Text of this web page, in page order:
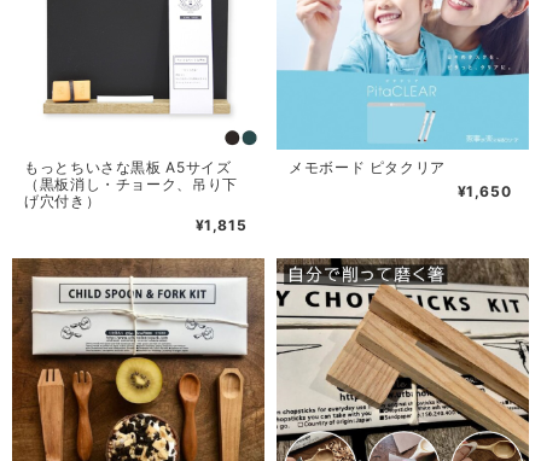
もっとちいさな黒板 A5サイズ
（黒板消し・チョーク、吊り下
げ穴付き）
¥1,815
メモボード ピタクリア
¥1,650